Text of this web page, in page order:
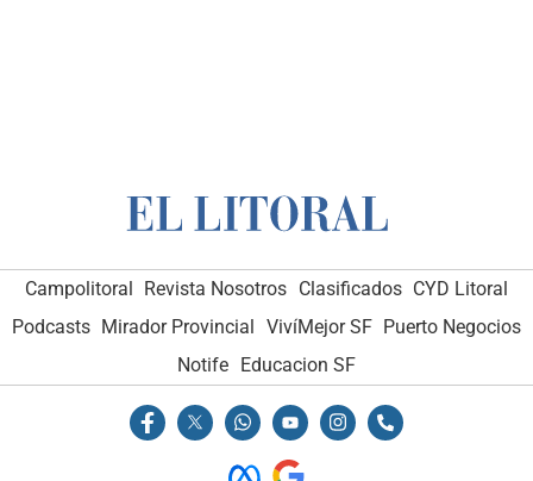
Campolitoral Revista Nosotros Clasificados CYD Litoral
Podcasts Mirador Provincial VivíMejor SF Puerto Negocios
Notife Educacion SF